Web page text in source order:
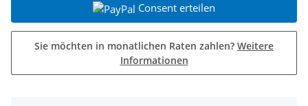
Consent erteilen
Sie möchten in monatlichen Raten zahlen? Weitere
Informationen